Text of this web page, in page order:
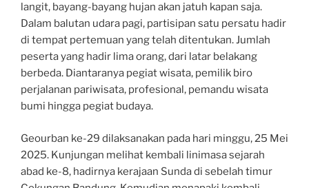
langit, bayang-bayang hujan akan jatuh kapan saja.
Dalam balutan udara pagi, partisipan satu persatu hadir
di tempat pertemuan yang telah ditentukan. Jumlah
peserta yang hadir lima orang, dari latar belakang
berbeda. Diantaranya pegiat wisata, pemilik biro
perjalanan pariwisata, profesional, pemandu wisata
bumi hingga pegiat budaya.
Geourban ke-29 dilaksanakan pada hari minggu, 25 Mei
2025. Kunjungan melihat kembali linimasa sejarah
abad ke-8, hadirnya kerajaan Sunda di sebelah timur